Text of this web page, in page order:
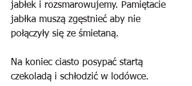
jabłek i rozsmarowujemy. Pamiętacie
jabłka muszą zgęstnieć aby nie
połączyły się ze śmietaną.
Na koniec ciasto posypać startą
czekoladą i schłodzić w lodówce.